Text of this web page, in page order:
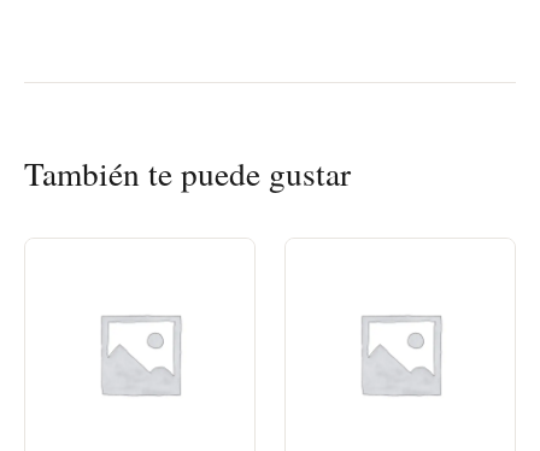
También te puede gustar